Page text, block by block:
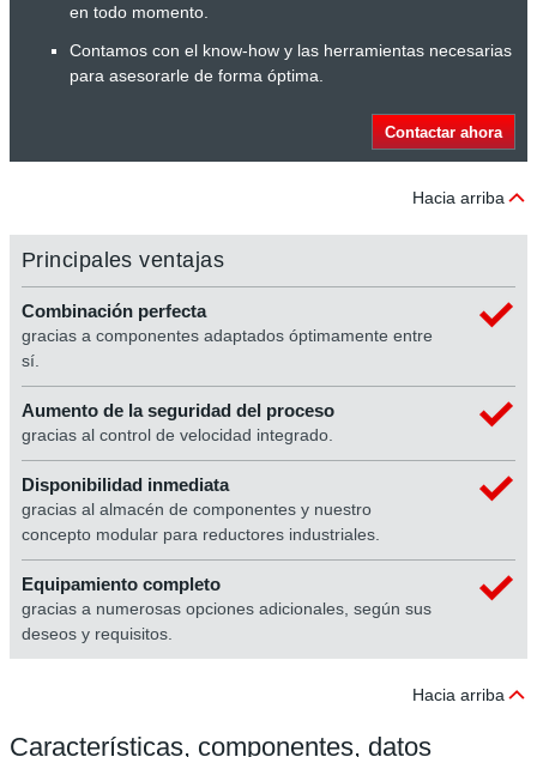
en todo momento.
Contamos con el know-how y las herramientas necesarias
para asesorarle de forma óptima.
Contactar ahora
Hacia arriba
Principales ventajas
Combinación perfecta
gracias a componentes adaptados óptimamente entre
sí.
Aumento de la seguridad del proceso
gracias al control de velocidad integrado.
Disponibilidad inmediata
gracias al almacén de componentes y nuestro
concepto modular para reductores industriales.
Equipamiento completo
gracias a numerosas opciones adicionales, según sus
deseos y requisitos.
Hacia arriba
Características, componentes, datos